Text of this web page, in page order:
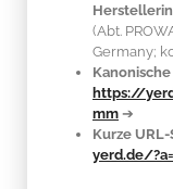
(Abt.
Germany;
https://
mm ➔
Kurze
yerd.de/